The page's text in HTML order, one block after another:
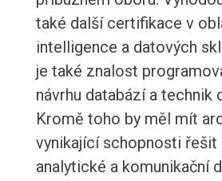
také další certifikace v
intelligence a datových
je také znalost
návrhu databází a technik
Kromě toho by měl mít
vynikající schopnosti řešit
analytické a komunikační